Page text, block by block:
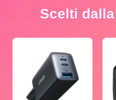
Scelti